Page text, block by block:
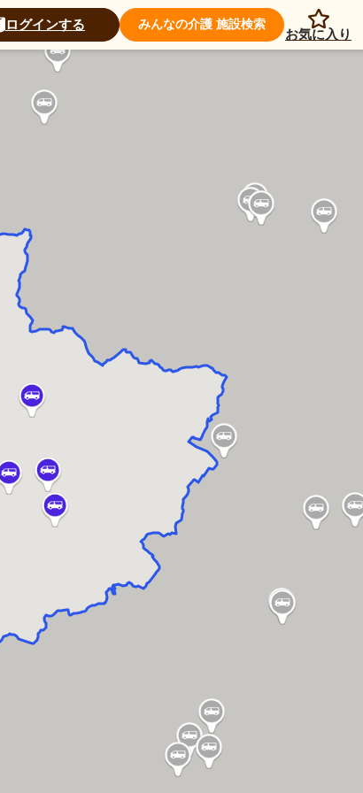
ログインする みんなの介護 施設検索
お気に入り